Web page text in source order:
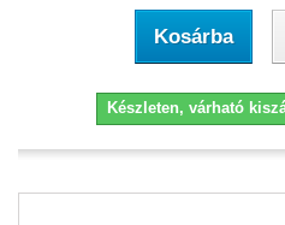
Kosárba
Készleten, várható